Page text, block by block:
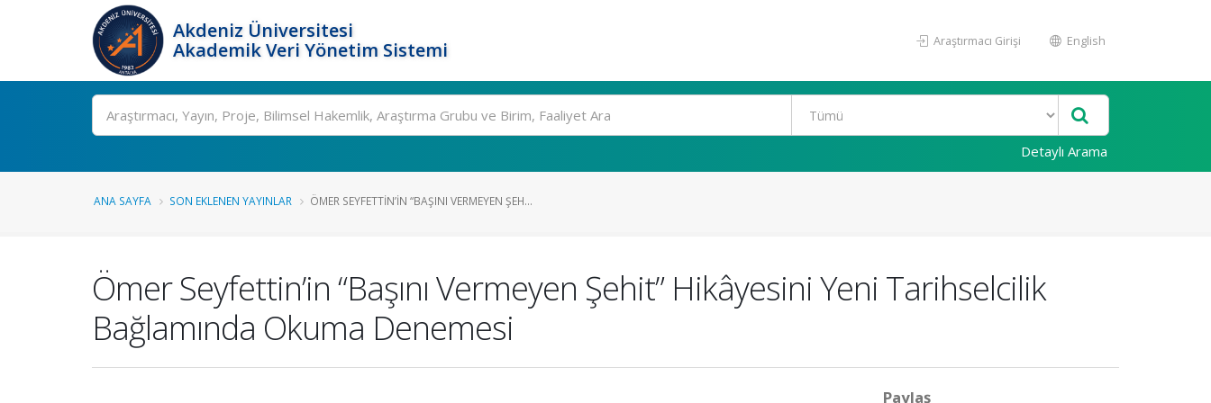
Akdeniz Üniversitesi
Akademik Veri Yönetim Sistemi
Araştırmacı Girişi English
Ara
Detaylı Arama
ANA SAYFA SON EKLENEN YAYINLAR ÖMER SEYFETTIN’IN “BAŞINI VERMEYEN ŞEH...
Ömer Seyfettin’in “Başını Vermeyen Şehit” Hikâyesini Yeni Tarihselcilik
Bağlamında Okuma Denemesi
Paylaş